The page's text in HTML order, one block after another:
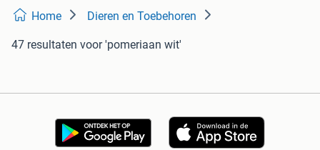
Home Dieren en Toebehoren
47 resultaten voor 'pomeriaan wit'